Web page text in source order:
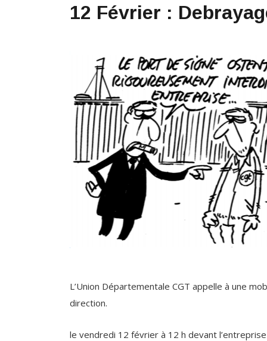
12 Février :
L’Union Départementale CGT appelle à une
direction.
le vendredi 12 février à 12 h devant